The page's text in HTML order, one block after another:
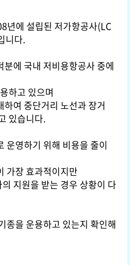
년에 설립된 저가항공사(LC
니다.
에 국내 저비용항공사 중에
하고 있으며
여 중단거리 노선과 장거
있습니다.
운영하기 위해 비용을 줄이
가장 효과적이지만
지원을 받는 경우 상황이 다
종을 운용하고 있는지 확인해